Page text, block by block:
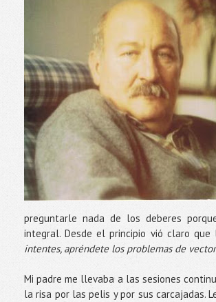
preguntarle nada de los deberes
integral. Desde el principio vió claro que
intentes, apréndete los problemas de
Mi padre me llevaba a las sesiones
la risa por las pelis y por sus carcajadas.